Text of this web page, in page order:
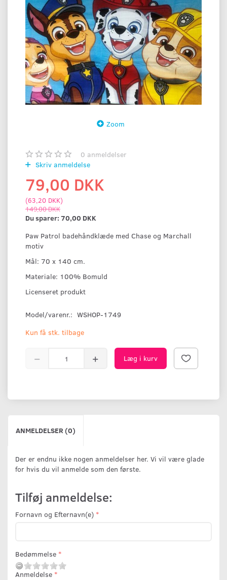
Zoom
0 anmeldelser
Skriv anmeldelse
79,00 DKK
(63,20 DKK)
149,00 DKK
Du sparer: 70,00 DKK
Paw Patrol badehåndklæde med Chase og Marchall
motiv
Mål: 70 x 140 cm.
Materiale: 100% Bomuld
Licenseret produkt
Model/varenr.: WSHOP-1749
Kun få stk. tilbage
Læg i kurv
ANMELDELSER (0)
Der er endnu ikke nogen anmeldelser her. Vi vil være glade
for hvis du vil anmelde som den første.
Tilføj anmeldelse:
Fornavn og Efternavn(e)
Bedømmelse
Anmeldelse